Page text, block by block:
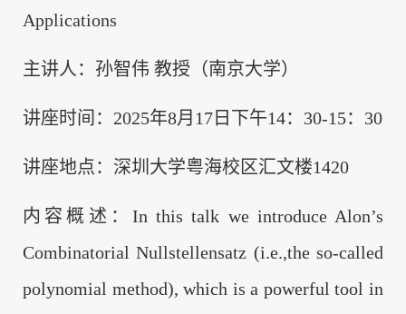
Applications
主讲人：孙智伟 教授（南京大学）
讲座时间：2025年8月17日下午14：30-15：30
讲座地点：深圳大学粤海校区汇文楼1420
内容概述：In this talk we introduce Alon’s
Combinatorial Nullstellensatz (i.e.,the so-called
polynomial method), which is a powerful tool in